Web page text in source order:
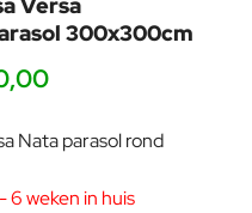
300x300cm
6 weken in huis